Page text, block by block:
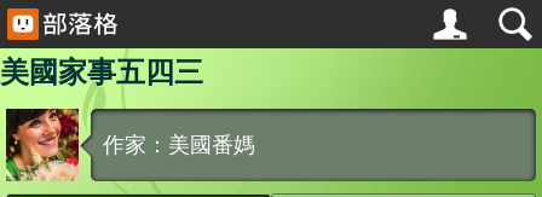
美國家事五四三
作家：美國番媽